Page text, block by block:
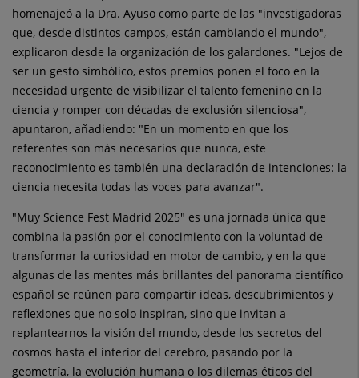
homenajeó a la Dra. Ayuso como parte de las "investigadoras
que, desde distintos campos, están cambiando el mundo",
explicaron desde la organización de los galardones. "Lejos de
ser un gesto simbólico, estos premios ponen el foco en la
necesidad urgente de visibilizar el talento femenino en la
ciencia y romper con décadas de exclusión silenciosa",
apuntaron, añadiendo: "En un momento en que los
referentes son más necesarios que nunca, este
reconocimiento es también una declaración de intenciones: la
ciencia necesita todas las voces para avanzar".
"Muy Science Fest Madrid 2025" es una jornada única que
combina la pasión por el conocimiento con la voluntad de
transformar la curiosidad en motor de cambio, y en la que
algunas de las mentes más brillantes del panorama científico
español se reúnen para compartir ideas, descubrimientos y
reflexiones que no solo inspiran, sino que invitan a
replantearnos la visión del mundo, desde los secretos del
cosmos hasta el interior del cerebro, pasando por la
geometría, la evolución humana o los dilemas éticos del